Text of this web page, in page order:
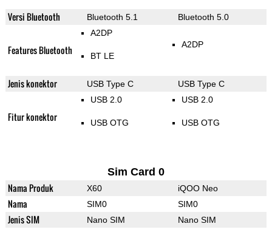
Versi Bluetooth Bluetooth 5.1 Bluetooth 5.0
Features Bluetooth
A2DP
BT LE
A2DP
Jenis konektor USB Type C USB Type C
Fitur konektor
USB 2.0
USB OTG
USB 2.0
USB OTG
Sim Card 0
Nama Produk X60 iQOO Neo
Nama SIM0 SIM0
Jenis SIM Nano SIM Nano SIM